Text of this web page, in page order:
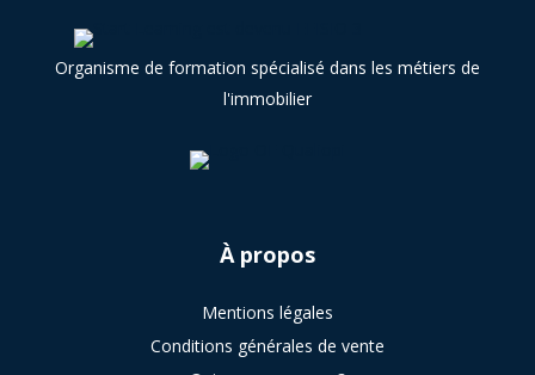
Organisme de formation spécialisé dans les métiers de
l'immobilier
Àpropos
Mentions légales
Conditions générales de vente